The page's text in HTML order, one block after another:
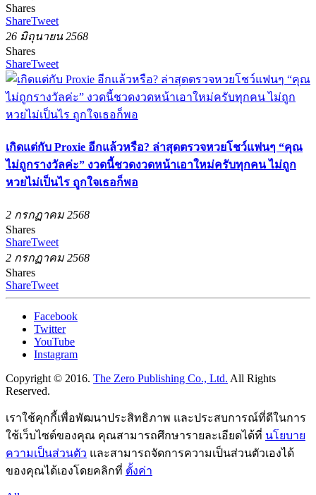
Shares
ShareTweet
26 มิถุนายน 2568
Shares
ShareTweet
เกิดแต่กับ Proxie อีกแล้วหรือ? ล่าสุดตรวจหวยโชว์แฟนๆ “คุณ
ไม่ถูกรางวัลค่ะ” งวดนี้ชวดงวดหน้าเอาใหม่ครับทุกคน ไม่ถูก
หวยไม่เป็นไร ถูกใจเธอก็พอ
2 กรกฏาคม 2568
Shares
ShareTweet
2 กรกฏาคม 2568
Shares
ShareTweet
Facebook
Twitter
YouTube
Instagram
Copyright © 2016. The Zero Publishing Co., Ltd. All Rights
Reserved.
เราใช้คุกกี้เพื่อพัฒนาประสิทธิภาพ และประสบการณ์ที่ดีในการ
ใช้เว็บไซต์ของคุณ คุณสามารถศึกษารายละเอียดได้ที่ นโยบาย
ความเป็นส่วนตัว และสามารถจัดการความเป็นส่วนตัวเองได้
ของคุณได้เองโดยคลิกที่ ตั้งค่า